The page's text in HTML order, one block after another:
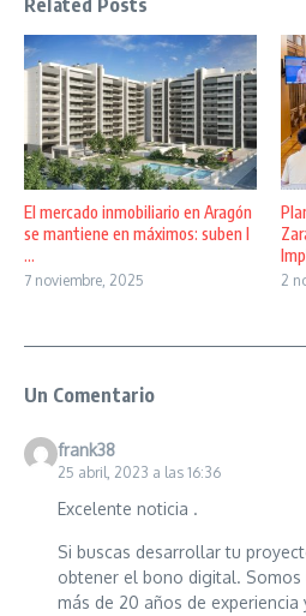
El mercado inmobiliario en Aragón
se mantiene en máximos: suben l
...
7 noviembre, 2025 2
Un Comentario
frank38
25 abril, 2023 a las 16:36
Excelente noticia .
Si buscas desarrollar tu
obtener el bono digital.
más de 20 años de